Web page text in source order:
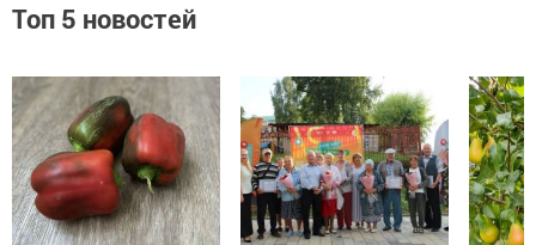
Топ 5 новостей